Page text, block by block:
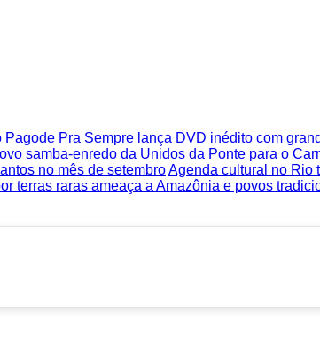
Pagode Pra Sempre lança DVD inédito com
samba-enredo da Unidos da Ponte para o
no mês de setembroAgenda cultural no Rio
terras raras ameaça a Amazônia e povos